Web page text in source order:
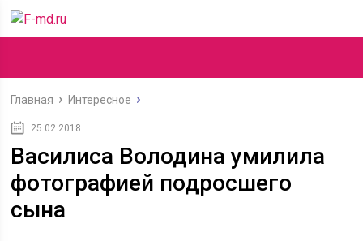
Главная Интересное
25.02.2018
Василиса Володина умилила
фотографией подросшего
сына